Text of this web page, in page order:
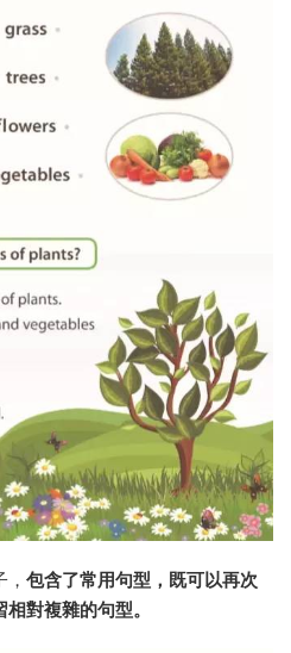
包含了常用句型，既可以再次
對複雜的句型。